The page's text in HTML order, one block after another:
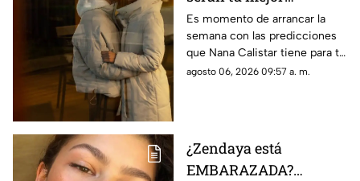
BENEFICIO: Esto
destaca Nana Calistar
HOY en el horóscopo
Es momento de arrancar la
semana con las predicciones
que Nana Calistar tiene para tu
horóscopo hoy 6 de agosto de
agosto 06, 2026 09:57 a. m.
¿Zendaya está
EMBARAZADA?